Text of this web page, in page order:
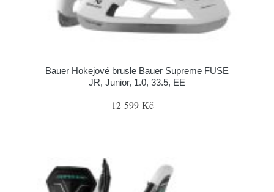
Bauer Hokejové brusle Bauer Supreme FUSE
JR, Junior, 1.0, 33.5, EE
12 599 Kč